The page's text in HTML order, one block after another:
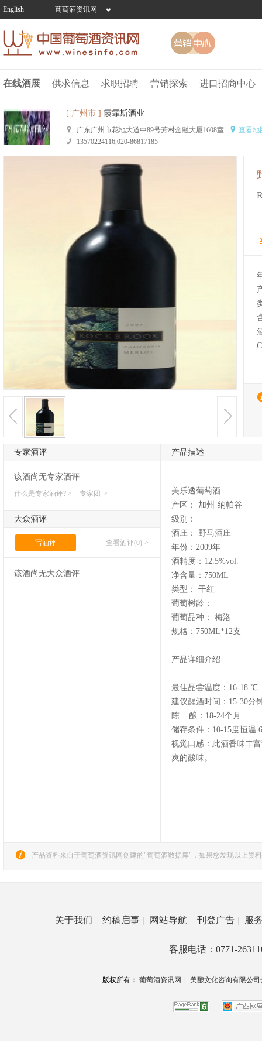
English 葡萄酒资讯网
在线酒展 供求信息 求职招聘 营销探索 进口招商中心
[ 广州市 ] 霞霏斯酒业
广东广州市花地大道中89号芳村金融大厦1608室
查看地
13570224116,020-86817185
专家酒评
该酒尚无专家酒评
什么是专家酒评? > 专家团 >
大众酒评
写酒评 >
查看酒评(0)
该酒尚无大众酒评
产品描述
美乐透葡萄酒
产区： 加州·纳帕谷
级别：
酒庄： 野马酒庄
年份：2009年
酒精度：12.5%vol.
净含量：750ML
类型： 干红
葡萄树龄：
葡萄品种： 梅洛
规格：750ML*12支
产品详细介绍
最佳品尝温度：16-18 ℃
建议醒酒时间：15-30分
陈 酿：18-24个月
储存条件：10-15度恒温
视觉口感：此酒香味丰
爽的酸味。
产品资料来自于葡萄酒资讯网创建的"葡萄酒数据库"，如果您发现以上资
关于我们 | 约稿启事 | 网站导航 | 刊登广告 | 服
客服电话：0771-
版权所有： 葡萄酒资讯网 美酿文化咨询有限公司